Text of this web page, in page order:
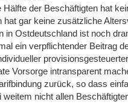
der Beschäftigten hat
hat gar keine zusätzliche
in Ostdeutschland ist noch
ein verpflichtender Beitrag
Vorsorge intransparent
zurück, so dass
nicht allen